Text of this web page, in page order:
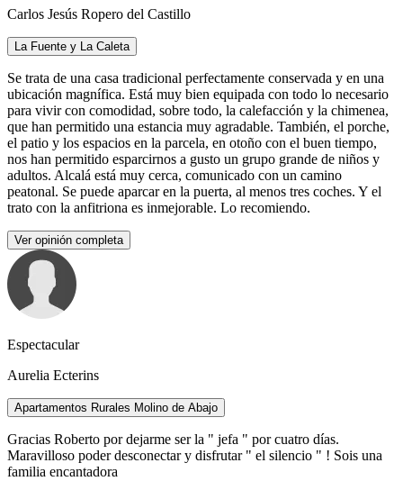
Carlos Jesús Ropero del Castillo
La Fuente y La Caleta
Se trata de una casa tradicional perfectamente conservada y en una
ubicación magnífica. Está muy bien equipada con todo lo necesario
para vivir con comodidad, sobre todo, la calefacción y la chimenea,
que han permitido una estancia muy agradable. También, el porche,
el patio y los espacios en la parcela, en otoño con el buen tiempo,
nos han permitido esparcirnos a gusto un grupo grande de niños y
adultos. Alcalá está muy cerca, comunicado con un camino
peatonal. Se puede aparcar en la puerta, al menos tres coches. Y el
trato con la anfitriona es inmejorable. Lo recomiendo.
Ver opinión completa
Espectacular
Aurelia Ecterins
Apartamentos Rurales Molino de Abajo
Gracias Roberto por dejarme ser la " jefa " por cuatro días.
Maravilloso poder desconectar y disfrutar " el silencio " ! Sois una
familia encantadora